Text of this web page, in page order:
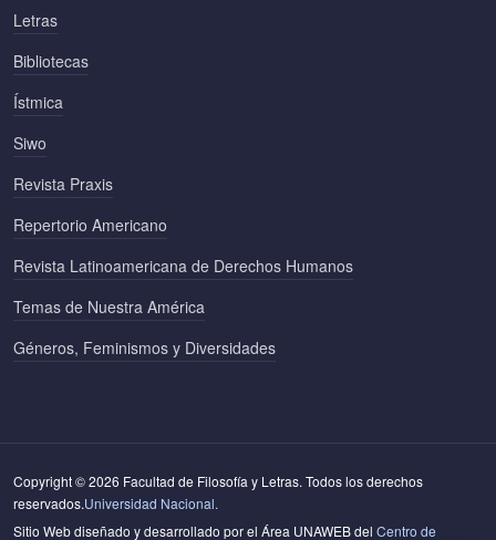
Letras
Bibliotecas
Ístmica
Siwo
Revista Praxis
Repertorio Americano
Revista Latinoamericana de Derechos Humanos
Temas de Nuestra América
Géneros, Feminismos y Diversidades
Copyright © 2026 Facultad de Filosofía y Letras. Todos los derechos
reservados.Universidad Nacional.
Sitio Web diseñado y desarrollado por el Área UNAWEB del Centro de